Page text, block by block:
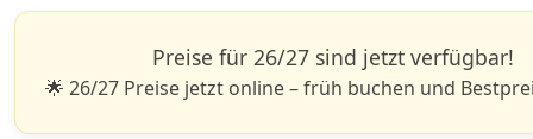
Preise für 26/27 sind jetzt verfügbar!
🌟 26/27 Preise jetzt online – früh buchen und